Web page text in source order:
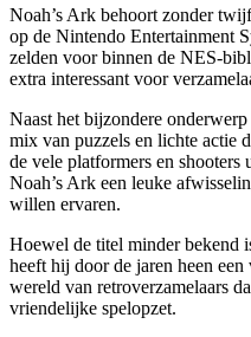
Noah’s Ark behoort zonder
op de Nintendo Entertainment
zelden voor binnen de NES-
extra interessant voor
Naast het bijzondere
mix van puzzels en lichte actie
de vele platformers en
Noah’s Ark een leuke
willen ervaren.
Hoewel de titel minder bekend
heeft hij door de jaren heen
wereld van retroverzamelaars
vriendelijke spelopzet.